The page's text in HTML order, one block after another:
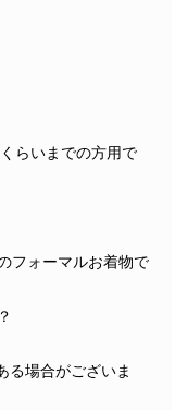
らいまでの方用で
フォーマルお着物で
る場合がございま